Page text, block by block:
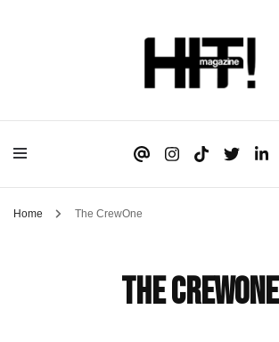
HIT!Magazine
Home The CrewOne
The CrewOne